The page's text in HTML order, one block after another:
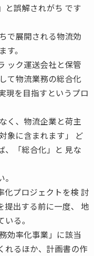
と誤解されがち です
で展開される物流効
。
ック運送会社と保管
て物流業務の総合化
現を目指すというプロ
く、物流企業と荷主
象に含まれます」 ど
、「総合化」と 見な
化プロジェクトを検 討
提出する前に一度、 地
る。
効率化事業」に該当
れるほか、計画書の作